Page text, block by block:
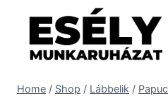
content
Home / Shop / Lábbelik /